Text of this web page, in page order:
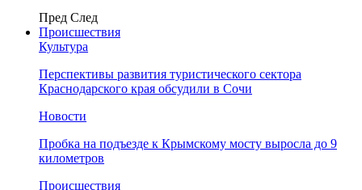
Пред След
Происшествия
Культура
Перспективы развития туристического сектора
Краснодарского края обсудили в Сочи
Новости
Пробка на подъезде к Крымскому мосту выросла до 9
километров
Происшествия